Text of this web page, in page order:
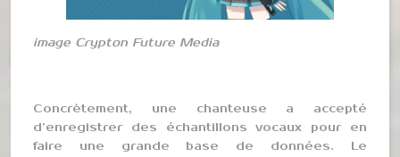
image Crypton Future Media
Concrètement, une chanteuse a accepté
d’enregistrer des échantillons vocaux pour en
faire une grande base de données. Le